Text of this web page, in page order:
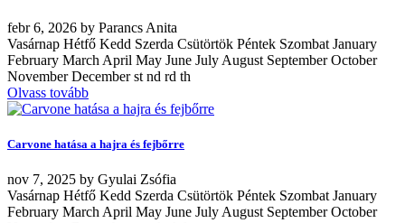
febr6, 2026 by Parancs Anita
Vasárnap Hétfő Kedd Szerda Csütörtök Péntek Szombat January
February March April May June July August September October
November December st nd rd th
Olvass tovább
Carvone hatása a hajra és fejbőrre
nov 7, 2025 by Gyulai Zsófia
Vasárnap Hétfő Kedd Szerda Csütörtök Péntek Szombat January
February March April May June July August September October